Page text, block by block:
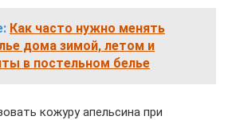
Как часто нужно менять
дома зимой, летом и
в постельном белье
кожуру апельсина при